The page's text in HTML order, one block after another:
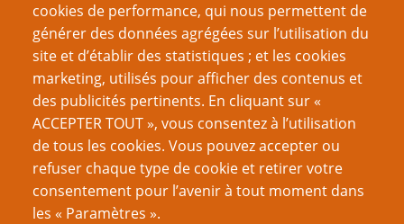
cookies de performance, qui nous permettent de
générer des données agrégées sur l’utilisation du
site et d’établir des statistiques ; et les cookies
marketing, utilisés pour afficher des contenus et
des publicités pertinents. En cliquant sur «
ACCEPTER TOUT », vous consentez à l’utilisation
de tous les cookies. Vous pouvez accepter ou
refuser chaque type de cookie et retirer votre
consentement pour l’avenir à tout moment dans
les « Paramètres ».
Du même auteur
J’ai gagné un prix
Je suis un émulateur
On ferait de très bons animaux de compagnie
Sans dessus-dessous (systèmes)
Tout le monde est magique
Rapport de mission
Les jeux en une page sont-ils sans valeur ?